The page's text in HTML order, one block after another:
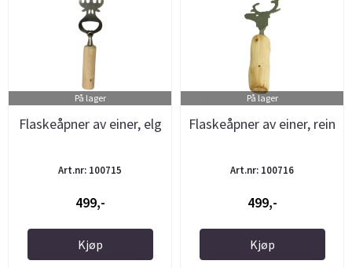
På lager
Flaskeåpner av einer, elg
Art.nr: 100715
499,-
Kjøp
På lager
Flaskeåpner av einer, rein
Art.nr: 100716
499,-
Kjøp